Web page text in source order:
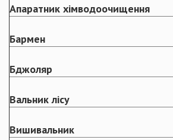
Апаратник хімводоочищення
Бармен
Бджоляр
Вальник лісу
Вишивальник